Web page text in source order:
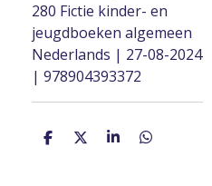
280 Fictie kinder- en
jeugdboeken algemeen
Nederlands | 27-08-2024
| 978904393372
D
D
S
D